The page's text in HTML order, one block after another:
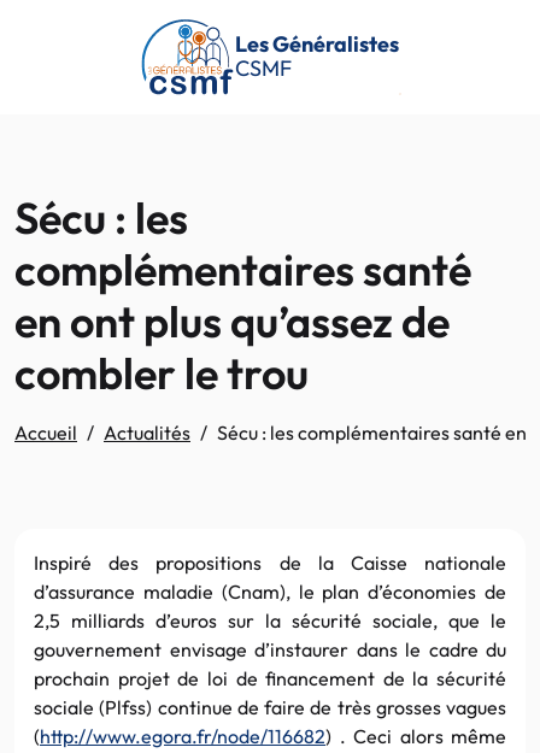
Passer au contenu principal
Les Généralistes
CSMF
Sécu : les
complémentaires santé
en ont plus qu’assez de
combler le trou
Accueil Actualités Sécu : les complémentaires santé en
Inspiré des propositions de la Caisse nationale
d’assurance maladie (Cnam), le plan d’économies de
2,5 milliards d’euros sur la sécurité sociale, que le
gouvernement envisage d’instaurer dans le cadre du
prochain projet de loi de financement de la sécurité
sociale (Plfss) continue de faire de très grosses vagues
(http://www.egora.fr/node/116682) . Ceci alors même